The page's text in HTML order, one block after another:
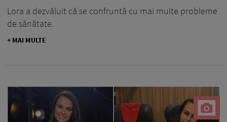
Lora a dezvăluit că se confruntă cu mai multe probleme
de sănătate.
+ MAI MULTE